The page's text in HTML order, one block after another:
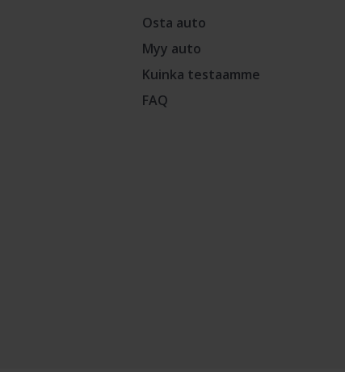
Osta auto
Myy auto
Kuinka testaamme
FAQ